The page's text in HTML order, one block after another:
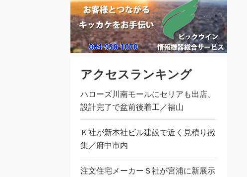
アクセスランキング
ハローズ川南モールにセリアも出店、
設計完了で盆前後着工／福山
Ｋ社が新本社ビル建設で近く見積り徴
集／府中市内
注文住宅メーカーＳ社が宮浦に新展示